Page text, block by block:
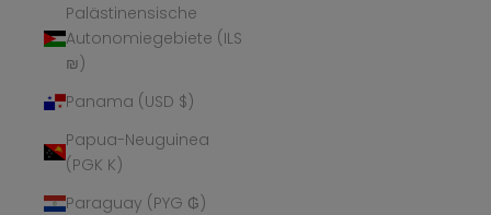
Palästinensische
Autonomiegebiete (ILS
₪)
Panama (USD $)
Papua-Neuguinea
(PGK K)
Paraguay (PYG ₲)